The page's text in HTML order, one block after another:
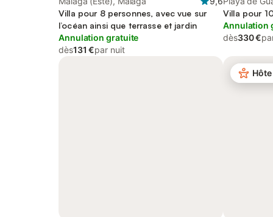
Villa pour 8 personnes, avec vue sur
l’océan ainsi que terrasse et jardin
Annulation gratuite
dès131 €par nuit
Villa pour
Annulation
dès330 €